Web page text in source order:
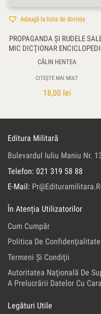
Adaugă la lista de dorințe
PROPAGANDA ŞI RUDELE
MIC DICŢIONAR
CĂLIN HENTEA
CITEȘTE MAI MULT
18,00 lei
Editura Militară
Bulevardul Iuliu Maniu Nr.
Telefon: 021 319 58 88
E-Mail:
În Atenția Utilizatorilor
Cum Cumpăr
Politica De Confidenţialitate
Termeni Şi Condiţii
Autoritatea Naţională De
A Prelucrării Datelor Cu
Legături Utile